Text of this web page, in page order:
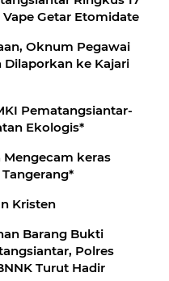
Vape Getar Etomidate
Oknum Pegawai
Dilaporkan ke Kajari
Pematangsiantar-
Ekologis*
Mengecam keras
Pendidikan Seks dalam Ajaran Kristen
Barang Bukti
Polres
Turut Hadir